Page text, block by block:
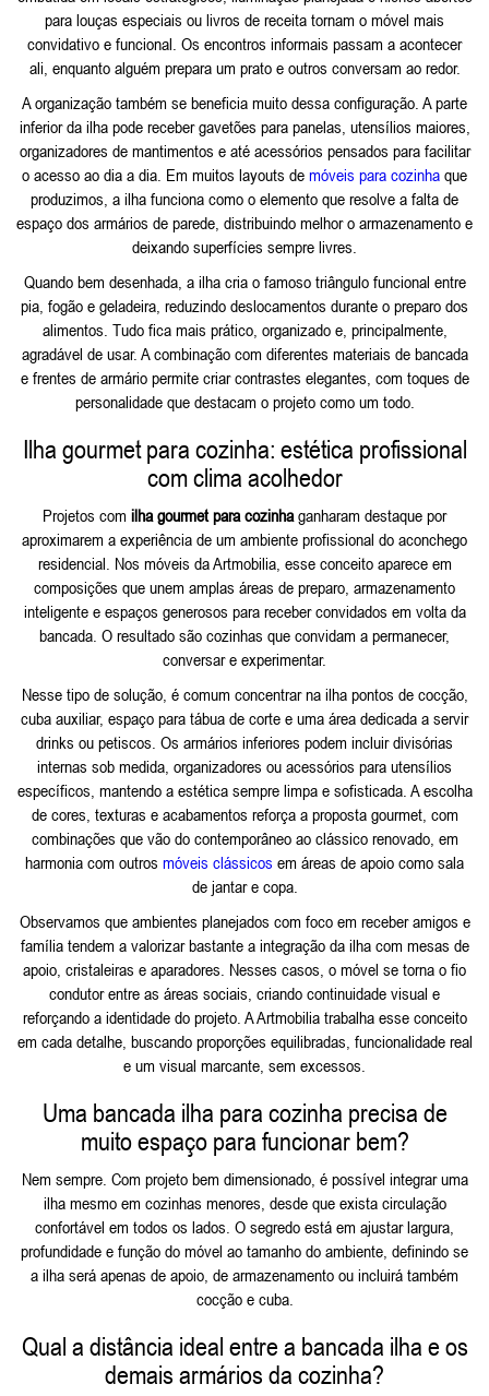
para louças especiais ou livros de receita tornam o móvel mais
convidativo e funcional. Os encontros informais passam a acontecer
ali, enquanto alguém prepara um prato e outros conversam ao redor.
A organização também se beneficia muito dessa configuração. A parte
inferior da ilha pode receber gavetões para panelas, utensílios maiores,
organizadores de mantimentos e até acessórios pensados para facilitar
o acesso ao dia a dia. Em muitos layouts de móveis para cozinha que
produzimos, a ilha funciona como o elemento que resolve a falta de
espaço dos armários de parede, distribuindo melhor o armazenamento e
deixando superfícies sempre livres.
Quando bem desenhada, a ilha cria o famoso triângulo funcional entre
pia, fogão e geladeira, reduzindo deslocamentos durante o preparo dos
alimentos. Tudo fica mais prático, organizado e, principalmente,
agradável de usar. A combinação com diferentes materiais de bancada
e frentes de armário permite criar contrastes elegantes, com toques de
personalidade que destacam o projeto como um todo.
Ilha gourmet para cozinha: estética profissional
com clima acolhedor
Projetos com ilha gourmet para cozinha ganharam destaque por
aproximarem a experiência de um ambiente profissional do aconchego
residencial. Nos móveis da Artmobilia, esse conceito aparece em
composições que unem amplas áreas de preparo, armazenamento
inteligente e espaços generosos para receber convidados em volta da
bancada. O resultado são cozinhas que convidam a permanecer,
conversar e experimentar.
Nesse tipo de solução, é comum concentrar na ilha pontos de cocção,
cuba auxiliar, espaço para tábua de corte e uma área dedicada a servir
drinks ou petiscos. Os armários inferiores podem incluir divisórias
internas sob medida, organizadores ou acessórios para utensílios
específicos, mantendo a estética sempre limpa e sofisticada. A escolha
de cores, texturas e acabamentos reforça a proposta gourmet, com
combinações que vão do contemporâneo ao clássico renovado, em
harmonia com outros móveis clássicos em áreas de apoio como sala
de jantar e copa.
Observamos que ambientes planejados com foco em receber amigos e
família tendem a valorizar bastante a integração da ilha com mesas de
apoio, cristaleiras e aparadores. Nesses casos, o móvel se torna o fio
condutor entre as áreas sociais, criando continuidade visual e
reforçando a identidade do projeto. A Artmobilia trabalha esse conceito
em cada detalhe, buscando proporções equilibradas, funcionalidade real
e um visual marcante, sem excessos.
Uma bancada ilha para cozinha precisa de
muito espaço para funcionar bem?
Nem sempre. Com projeto bem dimensionado, é possível integrar uma
ilha mesmo em cozinhas menores, desde que exista circulação
confortável em todos os lados. O segredo está em ajustar largura,
profundidade e função do móvel ao tamanho do ambiente, definindo se
a ilha será apenas de apoio, de armazenamento ou incluirá também
cocção e cuba.
Qual a distância ideal entre a bancada ilha e os
demais armários da cozinha?